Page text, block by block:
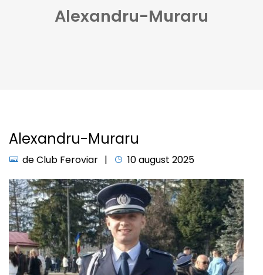
Alexandru-Muraru
Alexandru-Muraru
deClub Feroviar 10 august 2025